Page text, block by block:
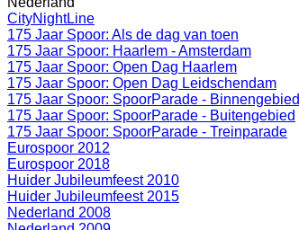
CityNightLine
175 Jaar Spoor: Als de dag van toen
175 Jaar Spoor: Haarlem - Amsterdam
175 Jaar Spoor: Open Dag Haarlem
175 Jaar Spoor: Open Dag Leidschendam
175 Jaar Spoor: SpoorParade - Binnengebied
175 Jaar Spoor: SpoorParade - Buitengebied
175 Jaar Spoor: SpoorParade - Treinparade
Eurospoor 2012
Eurospoor 2018
Huider Jubileumfeest 2010
Huider Jubileumfeest 2015
Nederland 2008